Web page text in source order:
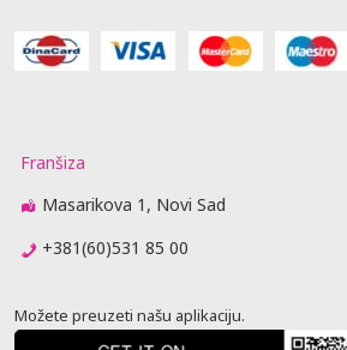
Franšiza
Masarikova 1, Novi Sad
+381(60)531 85 00
Možete preuzeti našu aplikaciju.